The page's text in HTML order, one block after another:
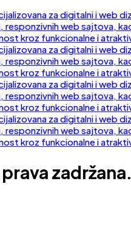
zadržana.